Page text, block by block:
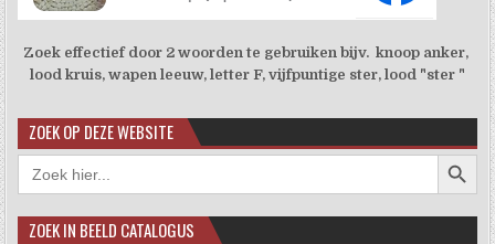
Zoek effectief door 2 woorden te gebruiken bijv. knoop anker,
lood kruis, wapen leeuw, letter F, vijfpuntige ster, lood "ster "
ZOEK OP DEZE WEBSITE
Zoek
naar:
ZOEK IN BEELD CATALOGUS